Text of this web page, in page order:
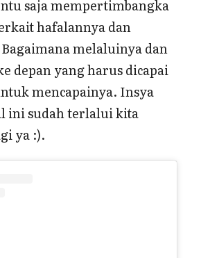
saja mempertimbangka
hafalannya dan
melaluinya dan
depan yang harus dicapai
mencapainya. Insya
ini sudah terlalui kita
ya :).